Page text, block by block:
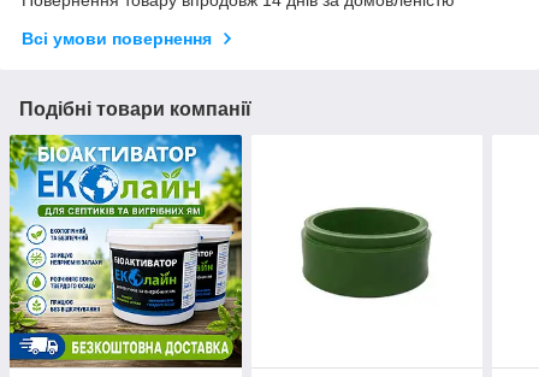
Всі умови повернення
Подібні товари компанії